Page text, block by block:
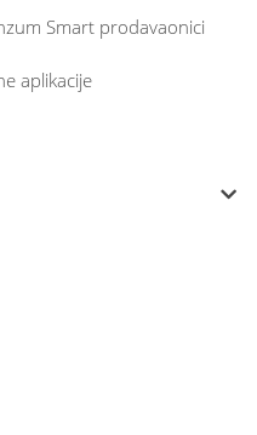
Smart prodavaonici
aplikacije